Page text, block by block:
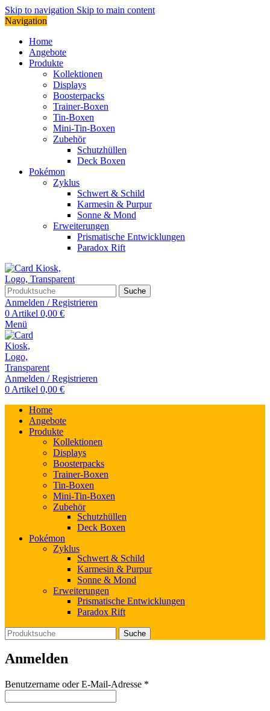
Skip to navigation Skip to main content
Navigation
Home
Angebote
Produkte
Kollektionen
Displays
Boosterpacks
Trainer-Boxen
Tin-Boxen
Mini-Tin-Boxen
Zubehör
Schutzhüllen
Deck Boxen
Pokémon
Zyklus
Schwert & Schild
Karmesin & Purpur
Sonne & Mond
Erweiterungen
Prismatische Entwicklungen
Paradox Rift
Suche
Anmelden / Registrieren
0 Artikel 0,00 €
Menü
Anmelden / Registrieren
0 Artikel 0,00 €
Home
Angebote
Produkte
Kollektionen
Displays
Boosterpacks
Trainer-Boxen
Tin-Boxen
Mini-Tin-Boxen
Zubehör
Schutzhüllen
Deck Boxen
Pokémon
Zyklus
Schwert & Schild
Karmesin & Purpur
Sonne & Mond
Erweiterungen
Prismatische Entwicklungen
Paradox Rift
Suche
Anmelden
Benutzername oder E-Mail-Adresse *